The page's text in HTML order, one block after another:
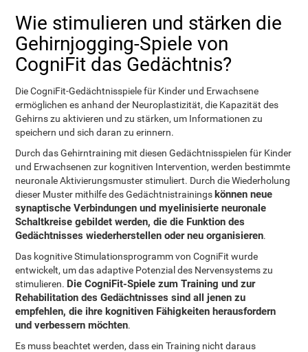
Wie stimulieren und stärken die
Gehirnjogging-Spiele von
CogniFit das Gedächtnis?
Die CogniFit-Gedächtnisspiele für Kinder und Erwachsene
ermöglichen es anhand der Neuroplastizität, die Kapazität des
Gehirns zu aktivieren und zu stärken, um Informationen zu
speichern und sich daran zu erinnern.
Durch das Gehirntraining mit diesen Gedächtnisspielen für Kinder
und Erwachsenen zur kognitiven Intervention, werden bestimmte
neuronale Aktivierungsmuster stimuliert. Durch die Wiederholung
dieser Muster mithilfe des Gedächtnistrainings können neue
synaptische Verbindungen und myelinisierte neuronale
Schaltkreise gebildet werden, die die Funktion des
Gedächtnisses wiederherstellen oder neu organisieren.
Das kognitive Stimulationsprogramm von CogniFit wurde
entwickelt, um das adaptive Potenzial des Nervensystems zu
stimulieren. Die CogniFit-Spiele zum Training und zur
Rehabilitation des Gedächtnisses sind all jenen zu
empfehlen, die ihre kognitiven Fähigkeiten herausfordern
und verbessern möchten.
Es muss beachtet werden, dass ein Training nicht daraus